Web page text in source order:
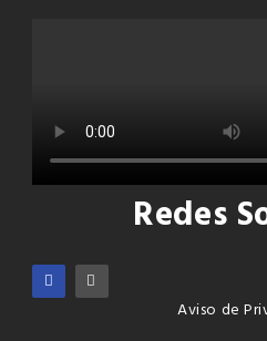
Redes
Aviso de